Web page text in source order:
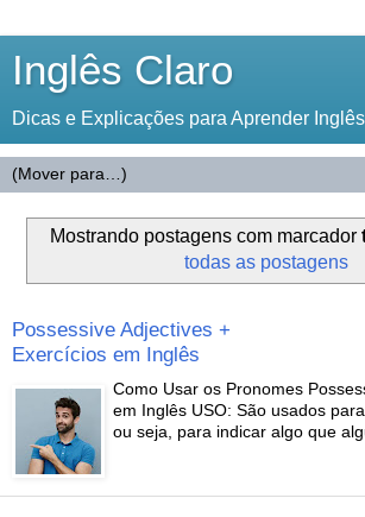
Inglês Claro
Dicas e Explicações para Aprender Inglês
Mostrando postagens com marcador
todas as postagens
Possessive Adjectives +
Exercícios em Inglês
Como Usar os Pronomes
em Inglês USO: São usados para
ou seja, para indicar algo que